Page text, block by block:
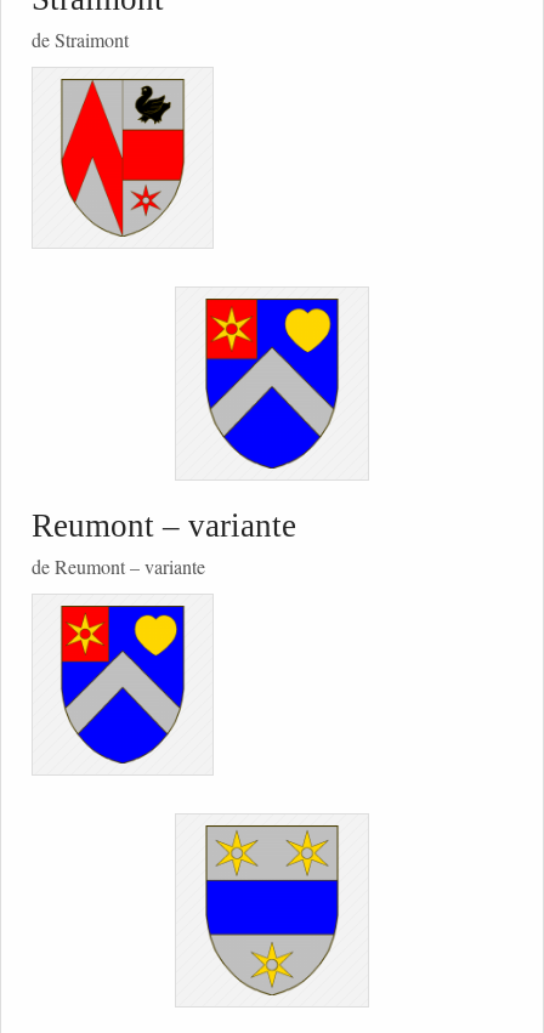
de Straimont
Reumont – variante
de Reumont – variante